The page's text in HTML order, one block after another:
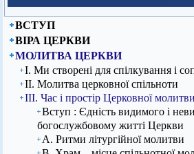
ВСТУП
ВІРА ЦЕРКВИ
МОЛИТВА ЦЕРКВИ
І. Ми створені для спілкування і
ІІ. Молитва церковної спільноти
ІІІ. Час і простір Церковної молитви
Вступ : Єдність видимого і
богослужбовому житті Церкви
А. Ритми літургійної молитви